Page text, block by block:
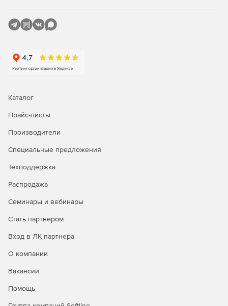
Каталог
Прайс-листы
Производители
Специальные предложения
Техподдержка
Распродажа
Семинары и вебинары
Стать партнером
Вход в ЛК партнера
О компании
Вакансии
Помощь